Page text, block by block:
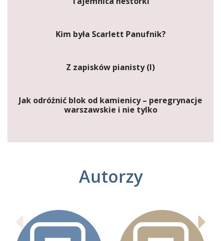
Kim była Scarlett Panufnik?
Z zapisków pianisty (I)
Jak odróżnić blok od kamienicy – peregrynacje
warszawskie i nie tylko
Autorzy